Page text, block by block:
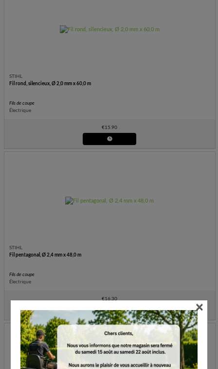
STIHL
Fil rond, silencieux, Ø 2,0 mm x 60,0 m
Fils de coupe
Électrique
€15.90
STIHL
Fil pentagonal, Ø 2,4 mm x 48,0 m
Fils de coupe
Électrique
€16.30 ×